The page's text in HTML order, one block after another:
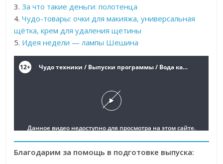
3.За что такие деньги: полотенца
4.Чудо-товары:очки для макияжа, универсальная
щётка, крем для удаления щетины
5. Идея недели — лампы Шешина
Благодарим за помощь в подготовке выпуска: